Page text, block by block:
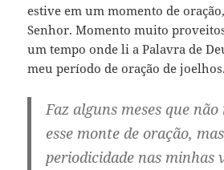
estive em um momento de
Senhor. Momento muito
um tempo onde li a Palavra de
meu período de oração de joelhos.
Faz alguns meses que
esse monte de oração,
periodicidade nas minhas